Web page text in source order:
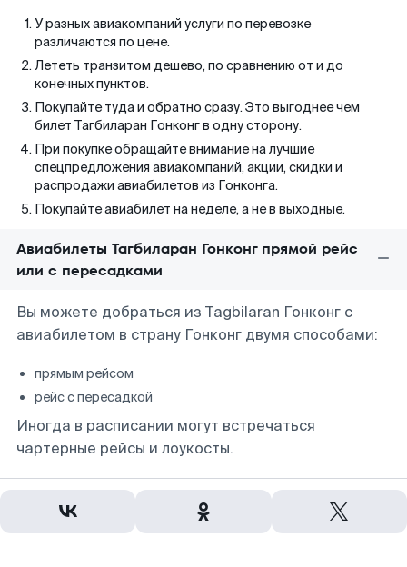
У разных авиакомпаний услуги по перевозке
различаются по цене.
Лететь транзитом дешево, по сравнению от и до
конечных пунктов.
Покупайте туда и обратно сразу. Это выгоднее чем
билет Тагбиларан Гонконг в одну сторону.
При покупке обращайте внимание на лучшие
спецпредложения авиакомпаний, акции, скидки и
распродажи авиабилетов из Гонконга.
Покупайте авиабилет на неделе, а не в выходные.
Авиабилеты Тагбиларан Гонконг прямой рейс
или с пересадками
Вы можете добраться из Tagbilaran Гонконг с
авиабилетом в страну Гонконг двумя способами:
прямым рейсом
рейс с пересадкой
Иногда в расписании могут встречаться
чартерные рейсы и лоукосты.